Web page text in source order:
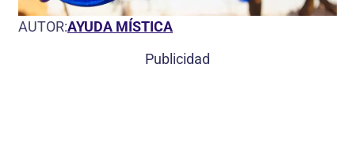
AUTOR:AYUDA MÍSTICA
Publicidad